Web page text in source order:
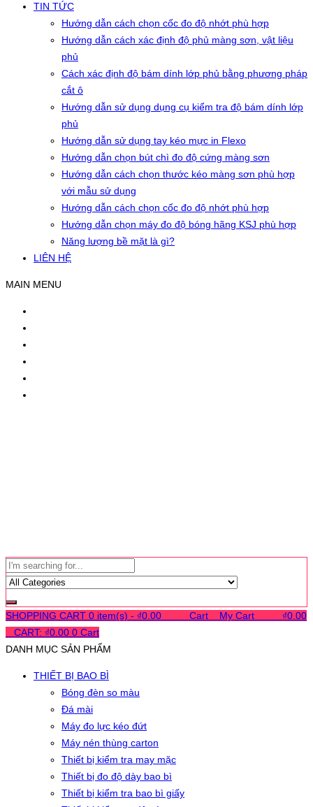
TIN TỨC
Hướng dẫn cách chọn cốc đo độ nhớt phù hợp
Hướng dẫn cách xác định độ phủ màng sơn, vật liệu
phủ
Cách xác định độ bám dính lớp phủ bằng phương pháp
cắt ô
Hướng dẫn sử dụng dụng cụ kiểm tra độ bám dính lớp
phủ
Hướng dẫn sử dụng tay kéo mực in Flexo
Hướng dẫn chọn bút chì đo độ cứng màng sơn
Hướng dẫn cách chọn thước kéo màng sơn phù hợp
với mẫu sử dụng
Hướng dẫn cách chọn cốc đo độ nhớt phù hợp
Hướng dẫn chọn máy đo độ bóng hãng KSJ phù hợp
Năng lượng bề mặt là gì?
LIÊN HỆ
MAIN MENU
SHOPPING CART 0 item(s) - ₫0.00 Cart My Cart ₫0.00
CART: ₫0.00 0 Cart
DANH MỤC SẢN PHẨM
THIẾT BỊ BAO BÌ
Bóng đèn so màu
Đá mài
Máy đo lực kéo đứt
Máy nén thùng carton
Thiết bị kiểm tra may mặc
Thiết bị đo độ dày bao bì
Thiết bị kiểm tra bao bì giấy